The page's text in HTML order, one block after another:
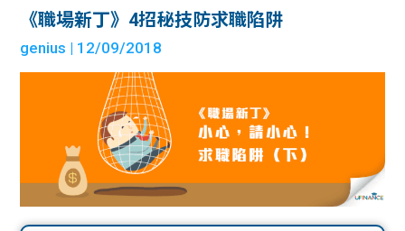
《職場新丁》4招秘技防求職陷阱
genius | 12/09/2018